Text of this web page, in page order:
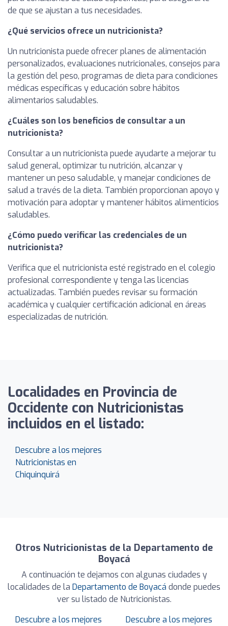
de que se ajustan a tus necesidades.
¿Qué servicios ofrece un nutricionista?
Un nutricionista puede ofrecer planes de alimentación
personalizados, evaluaciones nutricionales, consejos para
la gestión del peso, programas de dieta para condiciones
médicas específicas y educación sobre hábitos
alimentarios saludables.
¿Cuáles son los beneficios de consultar a un
nutricionista?
Consultar a un nutricionista puede ayudarte a mejorar tu
salud general, optimizar tu nutrición, alcanzar y
mantener un peso saludable, y manejar condiciones de
salud a través de la dieta. También proporcionan apoyo y
motivación para adoptar y mantener hábitos alimenticios
saludables.
¿Cómo puedo verificar las credenciales de un
nutricionista?
Verifica que el nutricionista esté registrado en el colegio
profesional correspondiente y tenga las licencias
actualizadas. También puedes revisar su formación
académica y cualquier certificación adicional en áreas
especializadas de nutrición.
Localidades en Provincia de
Occidente con Nutricionistas
incluidos en el listado:
Descubre a los mejores
Nutricionistas en
Chiquinquirá
Otros Nutricionistas de la Departamento de
Boyacá
A continuación te dejamos con algunas ciudades y
localidades de la Departamento de Boyacá donde puedes
ver su listado de Nutricionistas.
Descubre a los mejores
Descubre a los mejores